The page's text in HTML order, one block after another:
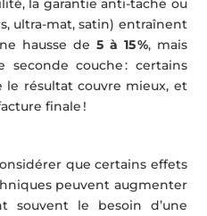
la garantie anti-tache ou
ultra-mat, satin) entraînent
hausse de 5 à 15 %, mais
couche : certains
le résultat couvre mieux, et
finale !
que certains effets
peuvent augmenter
souvent le besoin d’une